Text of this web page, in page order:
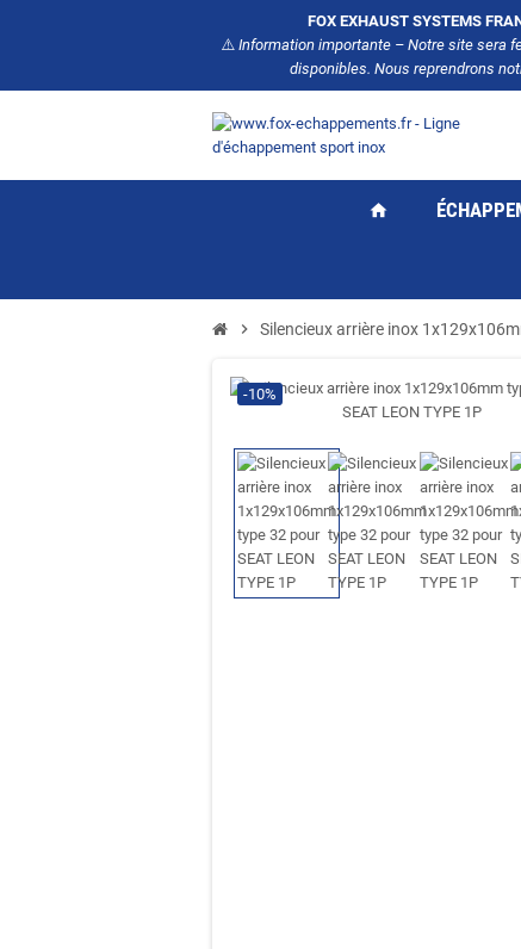
FOX EXHAUST SYSTEMS
⚠️ Information importante – Notre site sera
disponibles. Nous reprendrons
home
chevron_right Silencieux arrière inox
-10%